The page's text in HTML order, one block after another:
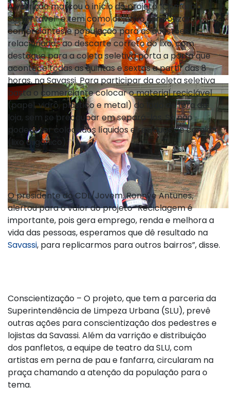
A varrição marcou o início do projeto “Comércio
Sustentável” e tem como objetivo sensibilizar
comerciantes e população para as questões
relacionadas ao descarte correto do lixo, com
destaque para a coleta seletiva porta a porta que
acontece todas as quintas e sextas a partir das 8
horas, na Savassi. Para participar da coleta seletiva
basta o comerciante colocar o material reciclável
(papel, vidro, plástico e metal) do lado de fora da
loja, sem se preocupar em separá-los. Só não
podem ser colocados líquidos e resíduos de comida
(lixo orgânico).
O presidente do CDL/Jovem, Ronnye Antunes,
alertou para o valor do projeto “Reciclagem é
importante, pois gera emprego, renda e melhora a
vida das pessoas, esperamos que dê resultado na
Savassi, para replicarmos para outros bairros”, disse.
Conscientização – O projeto, que tem a parceria da
Superintendência de Limpeza Urbana (SLU), prevê
outras ações para conscientização dos pedestres e
lojistas da Savassi. Além da varrição e distribuição
dos panfletos, a equipe de teatro da SLU, com
artistas em perna de pau e fanfarra, circularam na
praça chamando a atenção da população para o
tema.